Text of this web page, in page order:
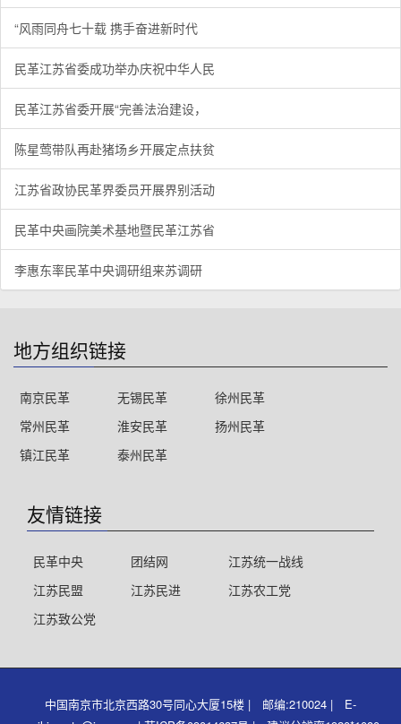
“风雨同舟七十载 携手奋进新时代
民革江苏省委成功举办庆祝中华人民
民革江苏省委开展“完善法治建设，
陈星莺带队再赴猪场乡开展定点扶贫
江苏省政协民革界委员开展界别活动
民革中央画院美术基地暨民革江苏省
李惠东率民革中央调研组来苏调研
地方组织链接
南京民革 无锡民革
徐州民革
常州民革
淮安民革
扬州民革
镇江民革
泰州民革
友情链接
民革中央 团结网
江苏统一战线
江苏民盟
江苏民进
江苏农工党
江苏致公党
中国南京市北京西路30号同心大厦15楼 | 邮编:210024 | E-